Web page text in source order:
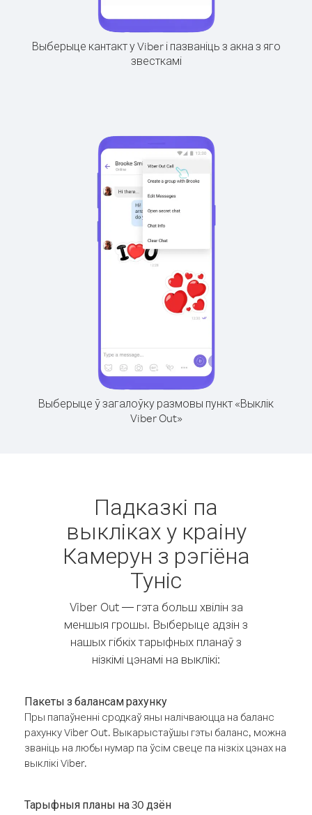
Выберыце кантакт у Viber і пазваніць з акна з яго
звесткамі
Выберыце ў загалоўку размовы пункт «Выклік
Viber Out»
Падказкі па
выкліках у краіну
Камерун з рэгіёна
Туніс
Viber Out — гэта больш хвілін за
меншыя грошы. Выберыце адзін з
нашых гібкіх тарыфных планаў з
нізкімі цэнамі на выклікі:
Пакеты з балансам рахунку
Пры папаўненні сродкаў яны налічваюцца на баланс
рахунку Viber Out. Выкарыстаўшы гэты баланс, можна
званіць на любы нумар па ўсім свеце па нізкіх цэнах на
выклікі Viber.
Тарыфныя планы на 30 дзён